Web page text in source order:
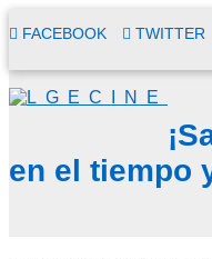
FACEBOOK TWITTER
en el tiempo